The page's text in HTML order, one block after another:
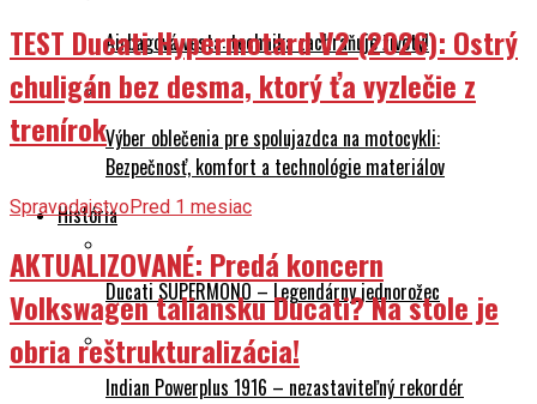
Airbagová vesta: technika zachraňuje životy!
Výber oblečenia pre spolujazdca na motocykli:
Bezpečnosť, komfort a technológie materiálov
História
Ducati SUPERMONO – Legendárny jednorožec
Indian Powerplus 1916 – nezastaviteľný rekordér
TEST Ducati Hypermotard V2 (2026): Ostrý
chuligán bez desma, ktorý ťa vyzlečie z
trenírok
SpravodajstvoPred 1 mesiac
AKTUALIZOVANÉ: Predá koncern
Volkswagen taliansku Ducati? Na stole je
obria reštrukturalizácia!